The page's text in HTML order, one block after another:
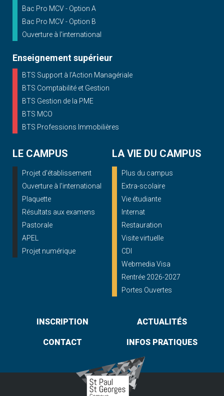
Bac Pro MCV - Option A
Bac Pro MCV - Option B
Ouverture à l'international
Enseignement supérieur
BTS Support à l’Action Managériale
BTS Comptabilité et Gestion
BTS Gestion de la PME
BTS MCO
BTS Professions Immobilières
LE CAMPUS
Projet d'établissement
Ouverture à l'international
Plaquette
Résultats aux examens
Pastorale
APEL
Projet numérique
LA VIE DU CAMPUS
Plus du campus
Extra-scolaire
Vie étudiante
Internat
Restauration
Visite virtuelle
CDI
Webmedia Visa
Rentrée 2026-2027
Portes Ouvertes
INSCRIPTION ACTUALITÉS
CONTACT INFOS PRATIQUES